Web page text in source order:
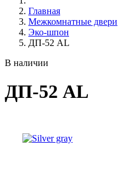
Главная
Межкомнатные двери
Эко-шпон
ДП-52 AL
В наличии
ДП-52 AL